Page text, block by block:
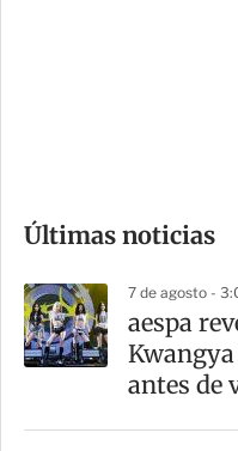
m
a
r
t
Últimas noticias
7 de agosto -
aespa
antes de